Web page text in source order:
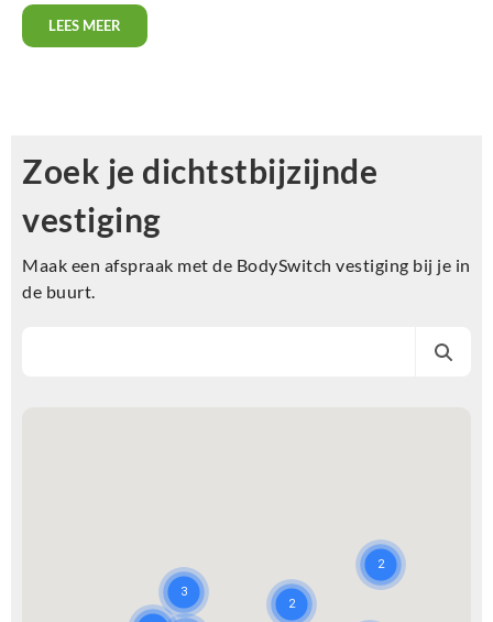
LEES MEER
Zoek je dichtstbijzijnde
vestiging
Maak een afspraak met de BodySwitch vestiging bij je in
de buurt.